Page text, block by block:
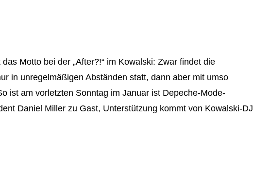
Motto bei der „After?!“ im Kowalski: Zwar findet die
in unregelmäßigen Abständen statt, dann aber mit umso
ist am vorletzten Sonntag im Januar ist Depeche-Mode-
Daniel Miller zu Gast, Unterstützung kommt von Kowalski-DJ